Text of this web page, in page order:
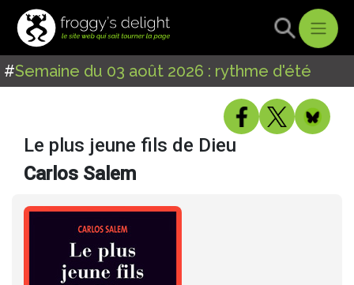
#Semaine du 03 août 2026 : rythme d'été
Le plus jeune fils de Dieu
Carlos Salem